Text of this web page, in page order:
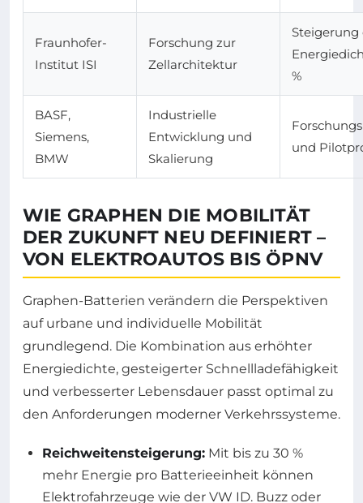
Fraunhofer-
Institut ISI
Forschung zur
Zellarchitektur
Steigerung
%
BASF,
Siemens,
BMW
Industrielle
Entwicklung und
Skalierung
und
WIE GRAPHEN DIE MOBILITÄT
DER ZUKUNFT NEU DEFINIERT –
VON ELEKTROAUTOS BIS ÖPNV
Graphen-Batterien verändern die Perspektiven
auf urbane und individuelle Mobilität
grundlegend. Die Kombination aus erhöhter
Energiedichte, gesteigerter Schnellladefähigkeit
und verbesserter Lebensdauer passt optimal zu
den Anforderungen moderner Verkehrssysteme.
Reichweitensteigerung: Mit bis zu 30 %
mehr Energie pro Batterieeinheit können
Elektrofahrzeuge wie der VW ID. Buzz oder